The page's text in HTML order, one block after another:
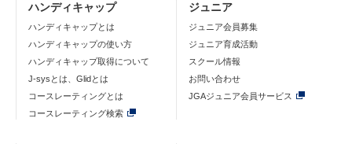
ハンディキャップ
ハンディキャップとは
ハンディキャップの使い方
ハンディキャップ取得について
J-sysとは、Glidとは
コースレーティングとは
コースレーティング検索
ジュニア
ジュニア会員募集
ジュニア育成活動
スクール情報
お問い合わせ
JGAジュニア会員サービス